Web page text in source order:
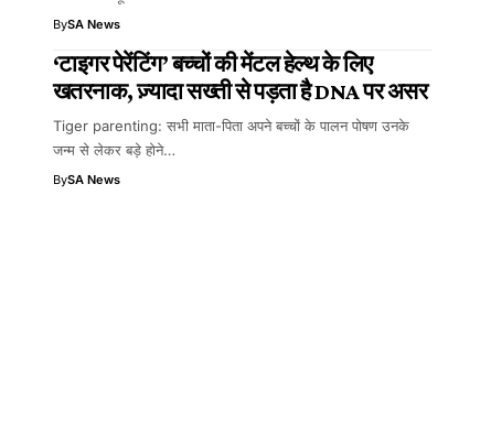
BySA News
‘टाइगर पेरेंटिंग’ बच्चों की मेंटल हेल्थ के लिए
खतरनाक, ज़्यादा सख्ती से पड़ता है DNA पर असर
Tiger parenting: सभी माता-पिता अपने बच्चों के पालन पोषण उनके
जन्म से लेकर बड़े होने…
BySA News